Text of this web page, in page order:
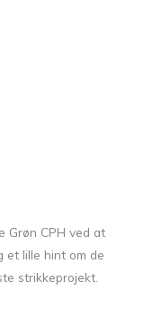
Grøn CPH ved at
et lille hint om de
strikkeprojekt.